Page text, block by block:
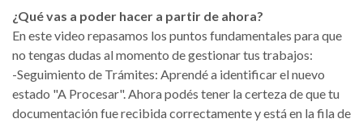
​​¿Qué vas a poder hacer a partir de ahora?
​En este video repasamos los puntos fundamentales para que
no tengas dudas al momento de gestionar tus trabajos:
-​Seguimiento de Trámites: Aprendé a identificar el nuevo
estado "A Procesar". Ahora podés tener la certeza de que tu
documentación fue recibida correctamente y está en la fila de